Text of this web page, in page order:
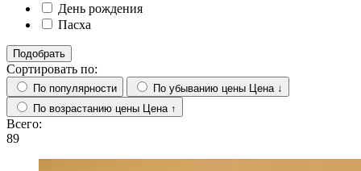
День рождения
Пасха
Подобрать
Сортировать по:
По популярности По убыванию цены
Цена ↓
По возрастанию цены
Цена ↑
Всего:
89